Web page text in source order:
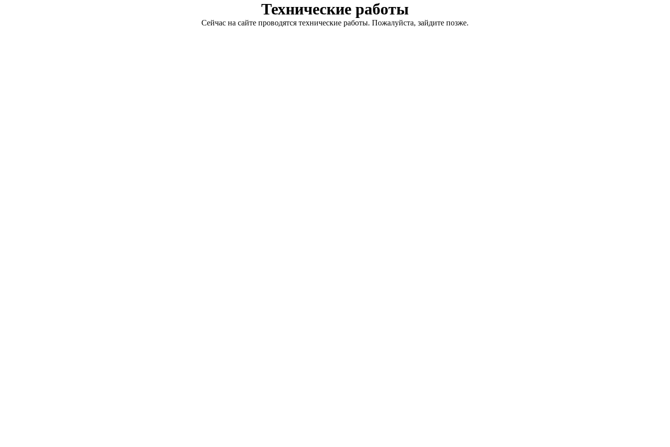
Технические работы
Сейчас на сайте проводятся технические работы. Пожалуйста, зайдите позже.